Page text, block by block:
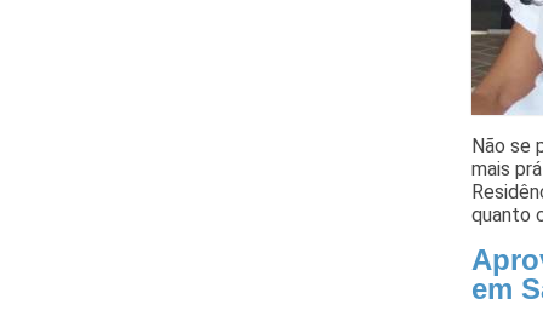
Não se
mais
quanto
em